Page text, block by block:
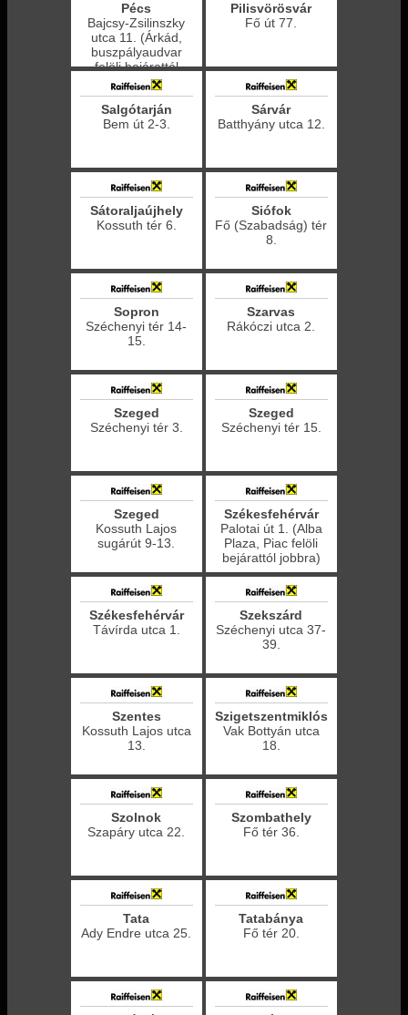
Pécs
Bajcsy-Zsilinszky
utca 11. (Árkád,
buszpályaudvar
felöli bejárattól
jobbra)
Pilisvörösvár
Fő út 77.
Salgótarján
Bem út 2-3.
Sárvár
Batthyány utca 12.
Sátoraljaújhely
Kossuth tér 6.
Siófok
Fő (Szabadság) tér
8.
Sopron
Széchenyi tér 14-
15.
Szarvas
Rákóczi utca 2.
Szeged
Széchenyi tér 3.
Szeged
Széchenyi tér 15.
Szeged
Kossuth Lajos
sugárút 9-13.
Székesfehérvár
Palotai út 1. (Alba
Plaza, Piac felöli
bejárattól jobbra)
Székesfehérvár
Távírda utca 1.
Szekszárd
Széchenyi utca 37-
39.
Szentes
Kossuth Lajos utca
13.
Szigetszentmiklós
Vak Bottyán utca
18.
Szolnok
Szapáry utca 22.
Szombathely
Fő tér 36.
Tata
Ady Endre utca 25.
Tatabánya
Fő tér 20.